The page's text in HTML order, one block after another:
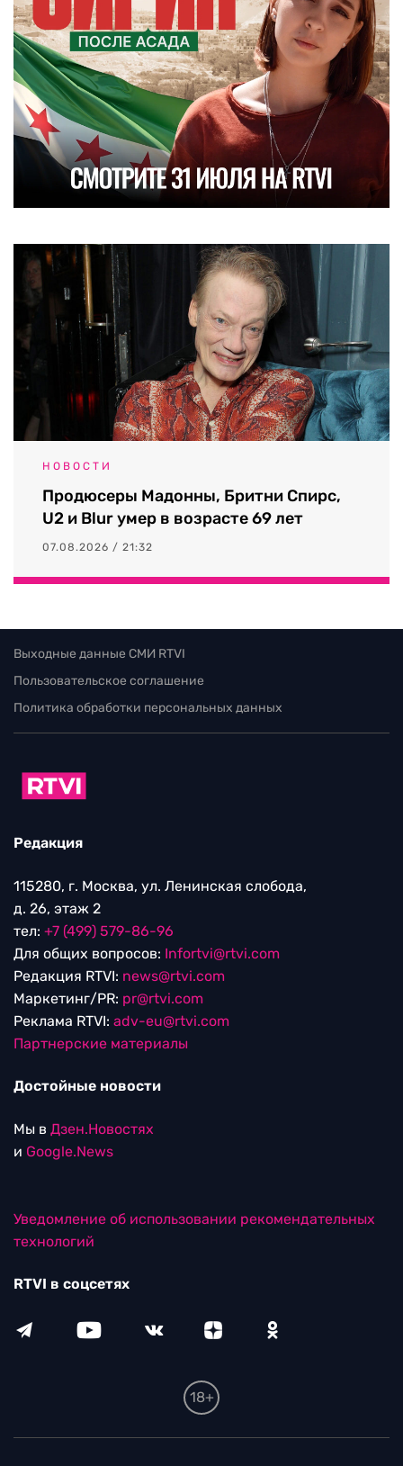
НОВОСТИ
Продюсеры Мадонны, Бритни Спирс,
U2 и Blur умер в возрасте 69 лет
07.08.2026 / 21:32
Выходные данные СМИ RTVI
Пользовательское соглашение
Политика обработки персональных данных
Редакция
115280, г. Москва, ул. Ленинская слобода,
д. 26, этаж 2
тел: +7 (499) 579-86-96
Для общих вопросов: Infortvi@rtvi.com
Редакция RTVI: news@rtvi.com
Маркетинг/PR: pr@rtvi.com
Реклама RTVI: adv-eu@rtvi.com
Партнерские материалы
Достойные новости
Мы в Дзен.Новостях
и Google.News
Уведомление об использовании рекомендательных
технологий
RTVI в соцсетях
18+